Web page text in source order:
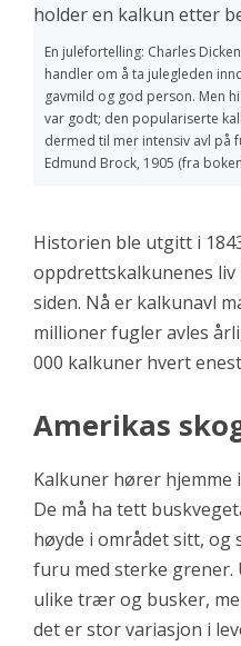
En julefortelling: Charles
handler om å ta julegleden
gavmild og god person. Men
var godt; den populariserte
dermed til mer intensiv avl på
Edmund Brock, 1905 (fra
Historien ble utgitt i
oppdrettskalkunenes
siden. Nå er kalkunavl
millioner fugler avles
000 kalkuner hvert
Amerikas
Kalkuner hører hjemme
De må ha tett
høyde i området sitt,
furu med sterke
ulike trær og busker,
det er stor variasjon i